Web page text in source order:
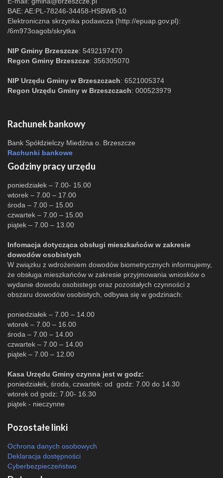
BAE: AE:PL-78246-34458-HSBWB-10
Elektroniczna skrzynka podawcza (http://epuap.gov.pl):
/6m973oagob/skrytka
NIP Gminy Brzeszcze: 5492197470
Regon Gminy Brzeszcze: 356305070
NIP Urzędu Gminy w Brzeszczach: 6521005374
Regon Urzędu Gminy w Brzeszczach: 000523979
Rachunek bankowy
Bank Spółdzielczy Miedźna o. Brzeszcze
Rachunki bankowe
Godziny pracy urzędu
poniedziałek – 7.00- 15.00
wtorek – 7.00 – 17.00
środa – 7.00 – 15.00
czwartek – 7.00 – 15.00
piątek – 7.00 – 13.00
Infomacja dotycząca obsługi mieszkańców w zakresie
dowodów osobistych
W związku z wdrożeniem dowodów biometrycznych informujemy,
że obsługa mieszkańców w zakresie przyjmowania wniosków o
wydanie dowodu osobistego oraz pozostałych czynności z
obszaru dowodów osobistych, odbywa się w godzinach:
poniedziałek – 7.00 – 14.00
wtorek – 7.00 – 16.00
środa – 7.00 – 14.00
czwartek – 7.00 – 14.00
piątek – 7.00 – 12.00
Kasa Urzędu Gminy czynna jest w godz:
poniedziałek, środa, czwartek: od godz: 7.00 do 14.30
wtorek od godz: 7.00- 16.30
piątek - nieczynne
Pozostałe linki
Ochrona danych osobowych
Deklaracja dostępności
Cyberbezpieczeństwo